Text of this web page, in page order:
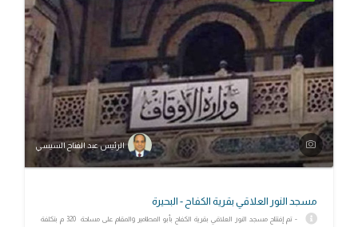
الرئيس عبد الفتاح السيسي
مسجد النور العلاقي بقرية الكفاح - البحيرة
- تم إفتتاح مسجد النور العلاقي بقرية الكفاح بأبو المطامير والمقام على مساحة 320 م بتكلفة